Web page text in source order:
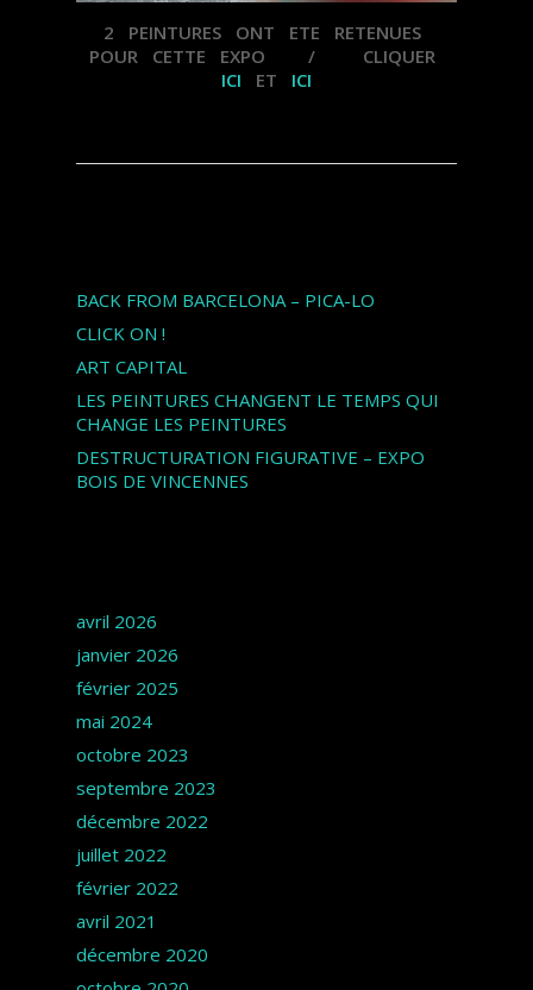
2 PEINTURES ONT ETE RETENUES
POUR CETTE EXPO / CLIQUER
ICI ET ICI
BACK FROM BARCELONA – PICA-LO
CLICK ON !
ART CAPITAL
LES PEINTURES CHANGENT LE TEMPS QUI
CHANGE LES PEINTURES
DESTRUCTURATION FIGURATIVE – EXPO
BOIS DE VINCENNES
avril 2026
janvier 2026
février 2025
mai 2024
octobre 2023
septembre 2023
décembre 2022
juillet 2022
février 2022
avril 2021
décembre 2020